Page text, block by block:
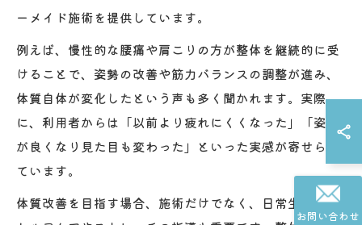
ーメイド施術を提供しています。
例えば、慢性的な腰痛や肩こりの方が整体を継続的に受
けることで、姿勢の改善や筋力バランスの調整が進み、
体質自体が変化したという声も多く聞かれます。実際
に、利用者からは「以前より疲れにくくなった」「姿勢
が良くなり見た目も変わった」といった実感が寄せられ
ています。
体質改善を目指す場合、施術だけでなく、日常生活での
お問い合わせ